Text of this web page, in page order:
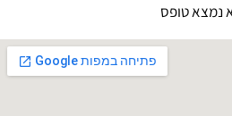
נמצא טופס